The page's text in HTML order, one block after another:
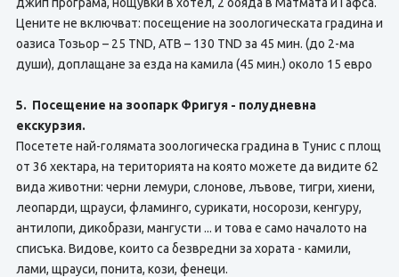
Цените не включват: посещение на зоологическата градина и
оазиса Тозьор – 25 TND, АТВ – 130 TND за 45 мин. (до 2-ма
души), доплащане за езда на камила (45 мин.) около 15 евро
5. Посещение на зоопарк Фригуя - полудневна
екскурзия.
Посетете най-голямата зоологическа градина в Тунис с площ
от 36 хектара, на територията на която можете да видите 62
вида животни: черни лемури, слонове, лъвове, тигри, хиени,
леопарди, щрауси, фламинго, сурикати, носорози, кенгуру,
антилопи, дикобрази, мангусти ... и това е само началото на
списъка. Видове, които са безвредни за хората - камили,
лами, щрауси, понита, кози, фенеци.